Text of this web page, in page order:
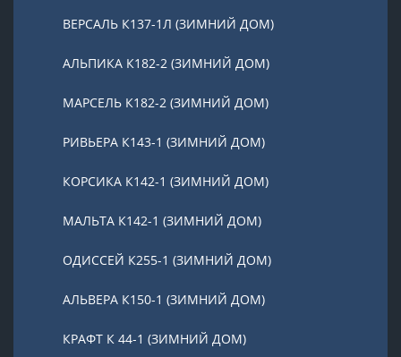
ВЕРСАЛЬ К137-1Л (ЗИМНИЙ ДОМ)
АЛЬПИКА К182-2 (ЗИМНИЙ ДОМ)
МАРСЕЛЬ К182-2 (ЗИМНИЙ ДОМ)
РИВЬЕРА К143-1 (ЗИМНИЙ ДОМ)
КОРСИКА К142-1 (ЗИМНИЙ ДОМ)
МАЛЬТА К142-1 (ЗИМНИЙ ДОМ)
ОДИССЕЙ К255-1 (ЗИМНИЙ ДОМ)
АЛЬВЕРА К150-1 (ЗИМНИЙ ДОМ)
КРАФТ К 44-1 (ЗИМНИЙ ДОМ)